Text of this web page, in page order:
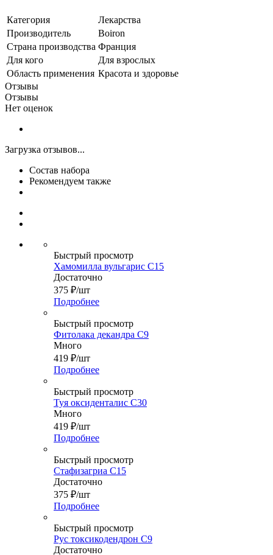
Категория
Лекарства
Производитель
Boiron
Страна производства Франция
Для кого
Для взрослых
Область применения Красота и здоровье
Отзывы
Отзывы
Нет оценок
Загрузка отзывов...
Состав набора
Рекомендуем также
Быстрый просмотр
Хамомилла вульгарис С15
Достаточно
375 ₽/шт
Подробнее
Быстрый просмотр
Фитолака декандра С9
Много
419 ₽/шт
Подробнее
Быстрый просмотр
Туя оксиденталис С30
Много
419 ₽/шт
Подробнее
Быстрый просмотр
Стафизагриа C15
Достаточно
375 ₽/шт
Подробнее
Быстрый просмотр
Рус токсикодендрон С9
Достаточно